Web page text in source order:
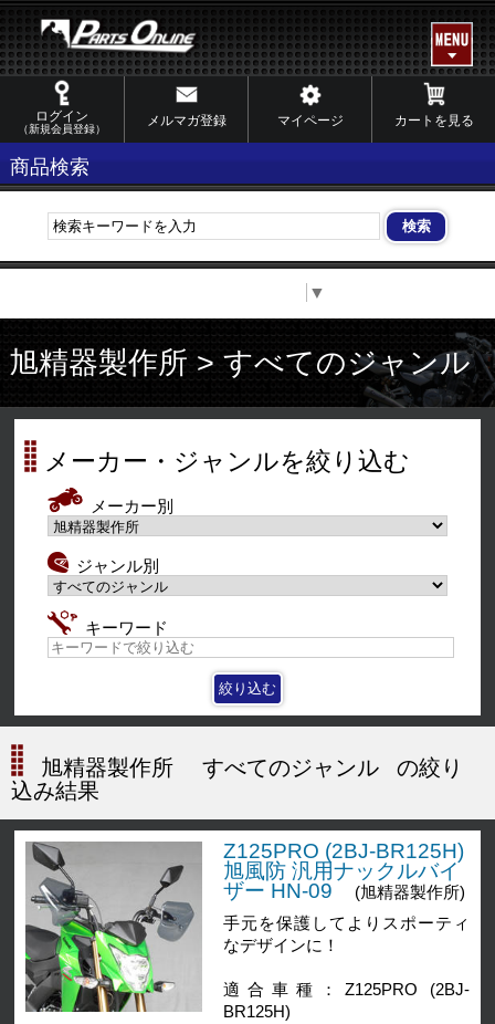
ログイン
（新規会員登録）
メルマガ登録 マイページ カートを見る
商品検索
▼
旭精器製作所 > すべてのジャンル
メーカー・ジャンルを絞り込む
メーカー別
ジャンル別
キーワード
旭精器製作所 すべてのジャンル
の絞り
込み結果
Z125PRO (2BJ-BR125H)
旭風防 汎用ナックルバイ
ザー HN-09
(旭精器製作所)
手元を保護してよりスポーティ
なデザインに！
適合車種：Z125PRO (2BJ-
BR125H)